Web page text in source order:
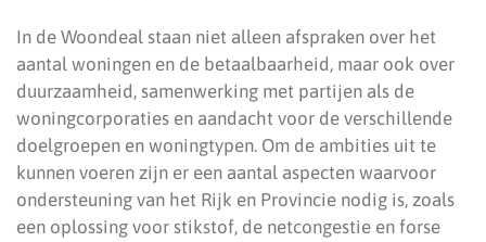
In de Woondeal staan niet alleen afspraken over het
aantal woningen en de betaalbaarheid, maar ook over
duurzaamheid, samenwerking met partijen als de
woningcorporaties en aandacht voor de verschillende
doelgroepen en woningtypen. Om de ambities uit te
kunnen voeren zijn er een aantal aspecten waarvoor
ondersteuning van het Rijk en Provincie nodig is, zoals
een oplossing voor stikstof, de netcongestie en forse